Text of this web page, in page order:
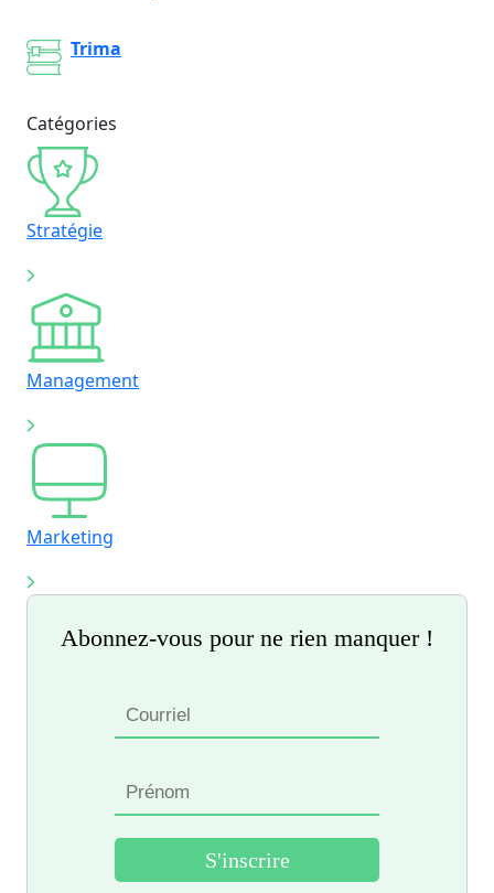
Trima
Catégories
Stratégie
Management
Marketing
Abonnez-vous pour ne rien manquer !